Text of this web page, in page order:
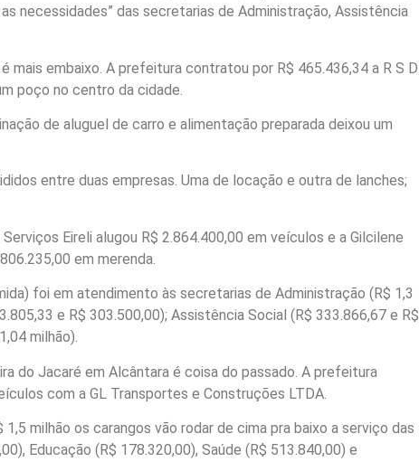
necessidades” das secretarias de Administração, Assistência
mais embaixo. A prefeitura contratou por R$ 465.436,34 a R S D
poço no centro da cidade.
de aluguel de carro e alimentação preparada deixou um
entre duas empresas. Uma de locação e outra de lanches;
Eireli alugou R$ 2.864.400,00 em veículos e a Gilcilene
em merenda.
foi em atendimento às secretarias de Administração (R$ 1,3
e R$ 303.500,00); Assistência Social (R$ 333.866,67 e R$
milhão).
do Jacaré em Alcântara é coisa do passado. A prefeitura
com a GL Transportes e Construções LTDA.
1,5 milhão os carangos vão rodar de cima pra baixo a serviço das
Educação (R$ 178.320,00), Saúde (R$ 513.840,00) e